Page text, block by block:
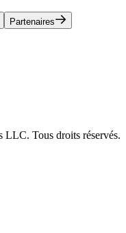
Partenaires​​
Tous droits réservés.​​